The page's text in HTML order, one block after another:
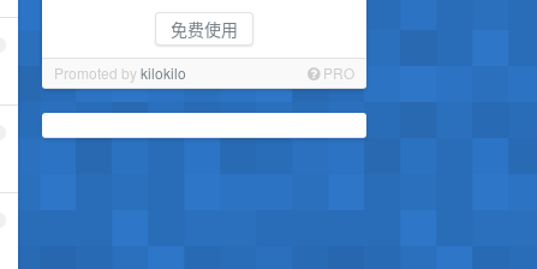
免费使用
Promoted bykilokilo PRO